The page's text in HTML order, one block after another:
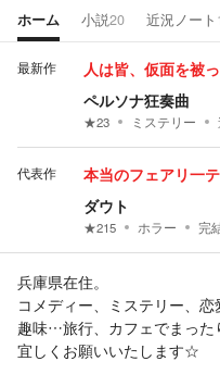
ホーム 小説20 近況ノート
最新作 人は皆、仮面を被っ
ペルソナ狂奏曲
★23 ミステリー
代表作 本当のフェアリ一
ダウト
★215 ホラー 完
兵庫県在住。
コメディー、ミステリー、恋
趣味…旅行、カフェでまった
宜しくお願いいたします☆